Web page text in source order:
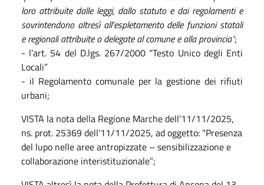
loro attribuite dalle leggi, dallo statuto e dai regolamenti e
sovrintendono altresì all'espletamento delle funzioni statali
e regionali attribuite o delegate al comune e alla provincia";
- l’art. 54 del D.lgs. 267/2000 “Testo Unico degli Enti
Locali”
- il Regolamento comunale per la gestione dei rifiuti
urbani;
VISTA la nota della Regione Marche dell’11/11/2025,
ns. prot. 25369 dell’11/11/2025, ad oggetto: “Presenza
del lupo nelle aree antropizzate – sensibilizzazione e
collaborazione interistituzionale”;